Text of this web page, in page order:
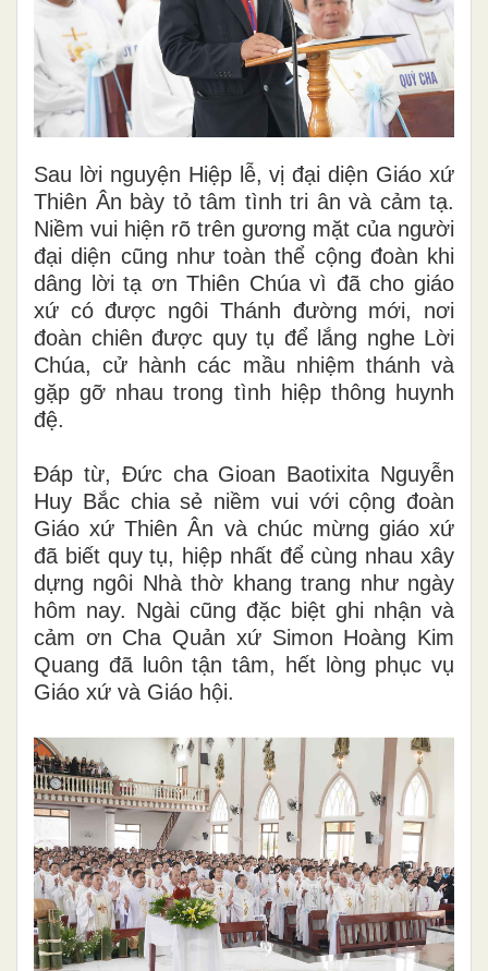
Sau lời nguyện Hiệp lễ, vị đại diện Giáo xứ
Thiên Ân bày tỏ tâm tình tri ân và cảm tạ.
Niềm vui hiện rõ trên gương mặt của người
đại diện cũng như toàn thể cộng đoàn khi
dâng lời tạ ơn Thiên Chúa vì đã cho giáo
xứ có được ngôi Thánh đường mới, nơi
đoàn chiên được quy tụ để lắng nghe Lời
Chúa, cử hành các mầu nhiệm thánh và
gặp gỡ nhau trong tình hiệp thông huynh
đệ.
Đáp từ, Đức cha Gioan Baotixita Nguyễn
Huy Bắc chia sẻ niềm vui với cộng đoàn
Giáo xứ Thiên Ân và chúc mừng giáo xứ
đã biết quy tụ, hiệp nhất để cùng nhau xây
dựng ngôi Nhà thờ khang trang như ngày
hôm nay. Ngài cũng đặc biệt ghi nhận và
cảm ơn Cha Quản xứ Simon Hoàng Kim
Quang đã luôn tận tâm, hết lòng phục vụ
Giáo xứ và Giáo hội.